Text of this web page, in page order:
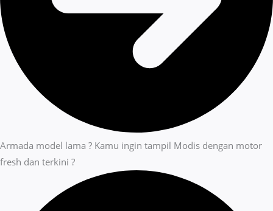
Armada model lama ? Kamu ingin tampil Modis dengan motor
fresh dan terkini ?